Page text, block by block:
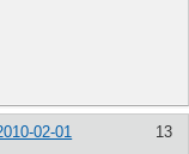
13
02-01